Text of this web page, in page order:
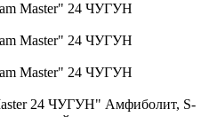
24 ЧУГУН" Амфиболит, S-